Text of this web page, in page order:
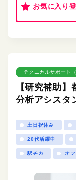
お気に入り
テクニカルサポート
【研究補助
分析アシスタ
土日祝休み
20代活躍中
駅チカ オ